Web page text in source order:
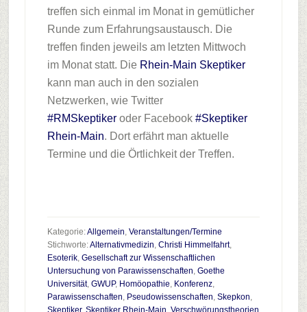
treffen sich einmal im Monat in gemütlicher
Runde zum Erfahrungsaustausch. Die
treffen finden jeweils am letzten Mittwoch
im Monat statt. Die Rhein-Main Skeptiker
kann man auch in den sozialen
Netzwerken, wie Twitter
#RMSkeptikeroder Facebook #Skeptiker
Rhein-Main. Dort erfährt man aktuelle
Termine und die Örtlichkeit der Treffen.
Kategorie:Allgemein, Veranstaltungen/Termine
Stichworte:Alternativmedizin, Christi Himmelfahrt,
Esoterik, Gesellschaft zur Wissenschaftlichen
Untersuchung von Parawissenschaften, Goethe
Universität, GWUP, Homöopathie, Konferenz,
Parawissenschaften, Pseudowissenschaften, Skepkon,
Skeptiker, Skeptiker Rhein-Main Verschwörungstheorien